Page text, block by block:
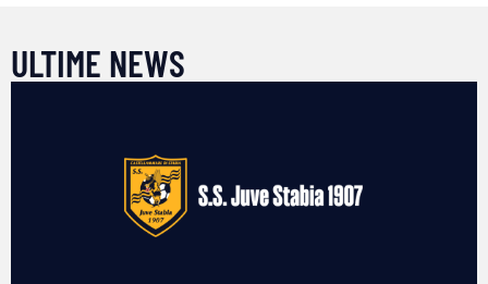
ULTIME NEWS